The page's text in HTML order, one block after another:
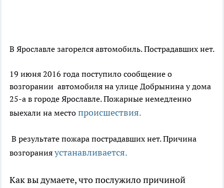
В Ярославле загорелся автомобиль. Пострадавших нет.
19 июня 2016 года поступило сообщение о
возгорании автомобиля на улице Добрынина у дома
25-а в городе Ярославле. Пожарные немедленно
выехали на место происшествия.
В результате пожара пострадавших нет. Причина
возгорания устанавливается.
Как вы думаете, что послужило причиной